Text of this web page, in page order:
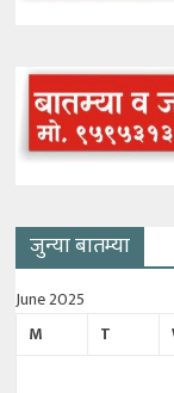
जुन्या बातम्या
June 2025
M
T